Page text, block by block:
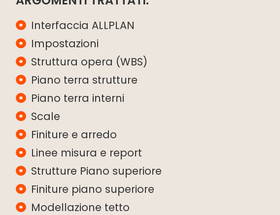
Interfaccia ALLPLAN
Impostazioni
Struttura opera (WBS)
Piano terra strutture
Piano terra interni
Scale
Finiture e arredo
Linee misura e report
Strutture Piano superiore
Finiture piano superiore
Modellazione tetto